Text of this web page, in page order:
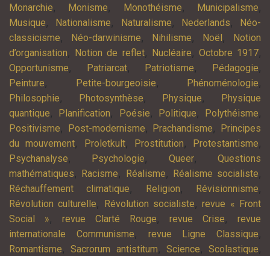
Monarchie, Monisme, Monothéisme, Municipalisme,
Musique, Nationalisme, Naturalisme, Nederlands, Néo-
classicisme, Néo-darwinisme, Nihilisme, Noël, Notion
d’organisation, Notion de reflet, Nucléaire, Octobre 1917,
Opportunisme, Patriarcat, Patriotisme, Pédagogie,
Peinture, Petite-bourgeoisie, Phénoménologie,
Philosophie, Photosynthèse, Physique, Physique
quantique, Planification, Poésie, Politique, Polythéisme,
Positivisme, Post-modernisme, Prachandisme, Principes
du mouvement, Proletkult, Prostitution, Protestantisme,
Psychanalyse, Psychologie, Queer,Questions
mathématiques, Racisme, Réalisme, Réalisme socialiste,
Réchauffement climatique, Religion, Révisionnisme,
Révolution culturelle, Révolution socialiste,revue « Front
Social », revue Clarté Rouge, revue Crise, revue
internationale Communisme, revue Ligne Classique,
Romantisme,Sacrorum antistitum, Science, Scolastique,